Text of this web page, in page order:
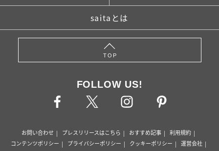
saitaとは
TOP
FOLLOW US!
お問い合わせ プレスリリースはこちら おすすめ記事
利用規約
コンテンツポリシー
プライバシーポリシー クッキーポリシー
運営会社